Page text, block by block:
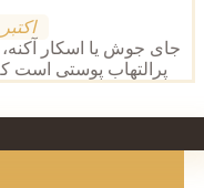
اکتبر 31, 2025
جای جوش یا اسکار آکنه،
پرالتهاب پوستی است